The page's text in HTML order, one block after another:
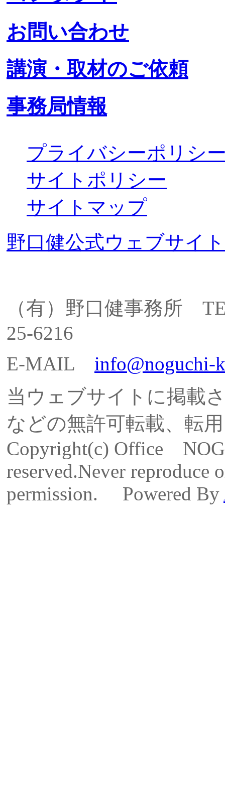
お問い合わせ
講演・取材のご依頼
事務局情報
プライバシーポリシ
サイトポリシー
サイトマップ
野口健公式ウェブサイト
（有）野口健事務所
25-6216
E-MAIL info@noguchi-
当ウェブサイトに掲載
などの無許可転載、転
Copyright(c) Office
reserved.Never reproduce
permission. Powered By